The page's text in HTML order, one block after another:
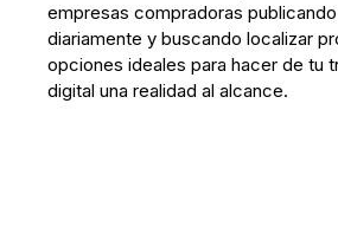
empresas compradoras
diariamente y buscando localizar
opciones ideales para hacer de tu
digital una realidad al alcance.